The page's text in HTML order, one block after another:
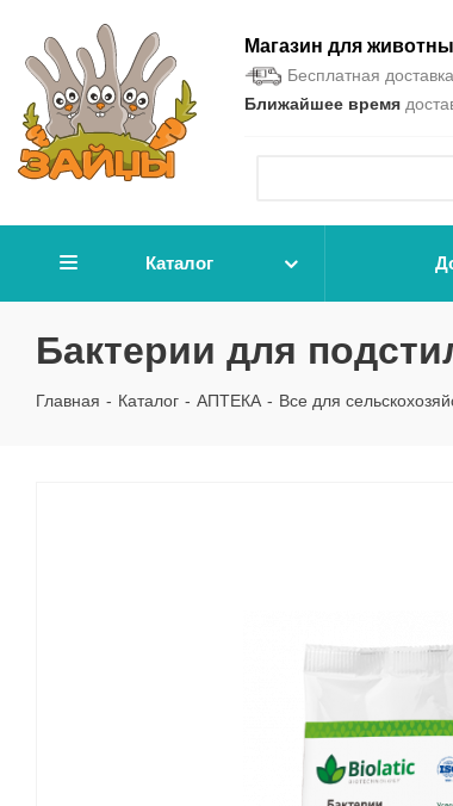
Магазин для
Бесплатная
Ближайшее время
Каталог
Бактерии для
Главная - Каталог - АПТЕКА - Все для